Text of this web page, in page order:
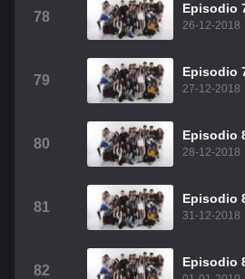
78
Episodio
26-12-2018
79
Episodio
27-12-2018
80
Episodio
28-12-2018
81
Episodio
31-12-2018
82
Episodio